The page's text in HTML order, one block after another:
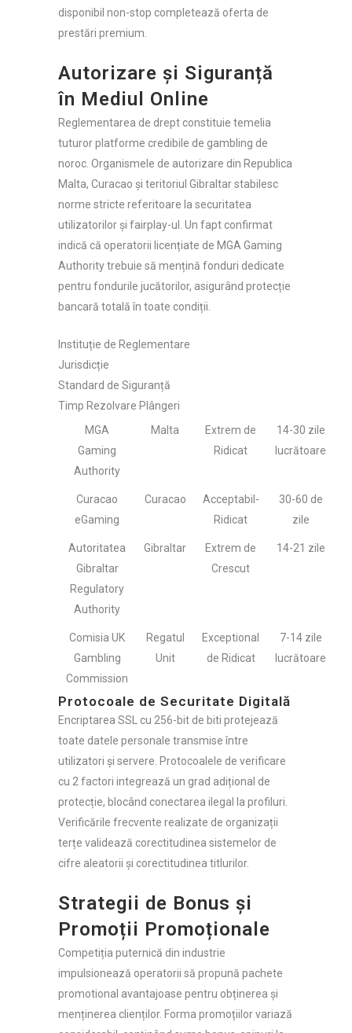
disponibil non-stop completează oferta de
prestări premium.
Autorizare și Siguranță
în Mediul Online
Reglementarea de drept constituie temelia
tuturor platforme credibile de gambling de
noroc. Organismele de autorizare din Republica
Malta, Curacao și teritoriul Gibraltar stabilesc
norme stricte referitoare la securitatea
utilizatorilor și fairplay-ul. Un fapt confirmat
indică că operatorii licențiate de MGA Gaming
Authority trebuie să mențină fonduri dedicate
pentru fondurile jucătorilor, asigurând protecție
bancară totală în toate condiții.
Instituție de Reglementare
Jurisdicție
Standard de Siguranță
Timp Rezolvare Plângeri
MGA
Gaming
Authority
Malta
Extrem de
Ridicat
14-30 zile
lucrătoare
Curacao
eGaming
Curacao
Acceptabil-
Ridicat
30-60 de
zile
Autoritatea
Gibraltar
Regulatory
Authority
Gibraltar
Extrem de
Crescut
14-21 zile
Comisia UK
Gambling
Commission
Regatul
Unit
Exceptional
de Ridicat
7-14 zile
lucrătoare
Protocoale de Securitate Digitală
Encriptarea SSL cu 256-bit de biti protejează
toate datele personale transmise între
utilizatori și servere. Protocoalele de verificare
cu 2 factori integrează un grad adițional de
protecție, blocând conectarea ilegal la profiluri.
Verificările frecvente realizate de organizații
terțe validează corectitudinea sistemelor de
cifre aleatorii și corectitudinea titlurilor.
Strategii de Bonus și
Promoții Promoționale
Competiția puternică din industrie
impulsionează operatorii să propună pachete
promotional avantajoase pentru obținerea și
menținerea clienților. Forma promoțiilor variază